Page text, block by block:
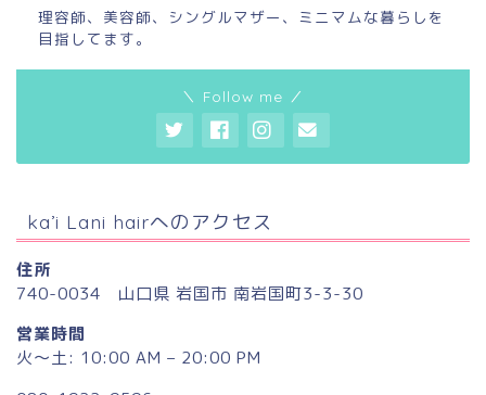
理容師、美容師、シングルマザー、ミニマムな暮らしを
目指してます。
＼ Follow me ／
ka’i Lani hairへのアクセス
住所
740-0034 山口県 岩国市 南岩国町3-3-30
営業時間
火〜土: 10:00 AM – 20:00 PM